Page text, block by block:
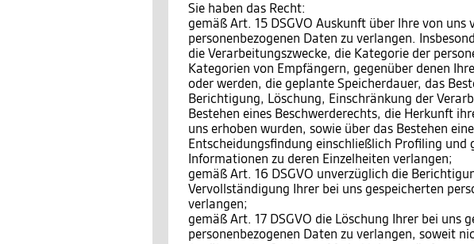
Sie haben das Recht:
gemäß Art. 15 DSGVO Auskunft über Ihre von uns
personenbezogenen Daten zu verlangen.
die Verarbeitungszwecke, die Kategorie der
Kategorien von Empfängern, gegenüber denen
oder werden, die geplante Speicherdauer, das
Berichtigung, Löschung, Einschränkung der
Bestehen eines Beschwerderechts, die Herkunft
uns erhoben wurden, sowie über das Bestehen
Entscheidungsfindung einschließlich Profiling und
Informationen zu deren Einzelheiten verlangen;
gemäß Art. 16 DSGVO unverzüglich die
Vervollständigung Ihrer bei uns gespeicherten
verlangen;
gemäß Art. 17 DSGVO die Löschung Ihrer bei uns
personenbezogenen Daten zu verlangen, soweit